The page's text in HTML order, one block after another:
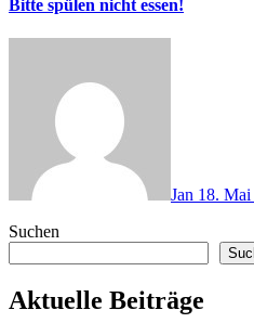
Bitte spülen nicht essen!
Jan 18. Mai
Suchen
Aktuelle Beiträge